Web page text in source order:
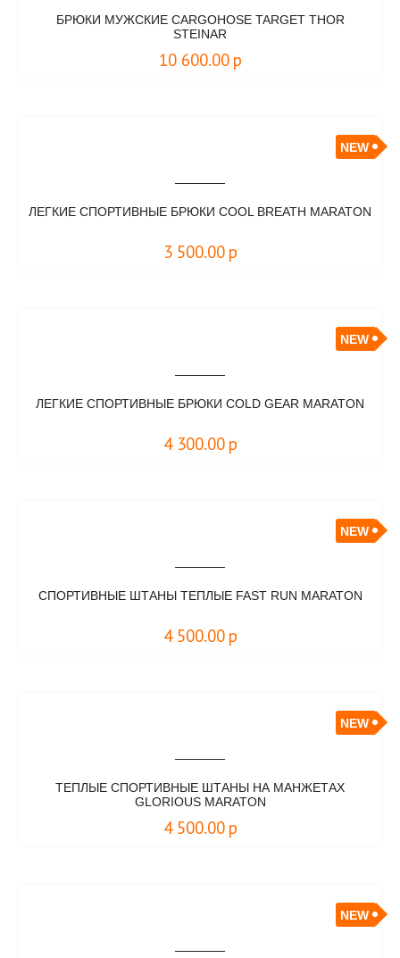
БРЮКИ МУЖСКИЕ CARGOHOSE TARGET THOR
STEINAR
10 600.00 р
NEW
ЛЕГКИЕ СПОРТИВНЫЕ БРЮКИ COOL BREATH MARATON
3 500.00 р
NEW
ЛЕГКИЕ СПОРТИВНЫЕ БРЮКИ COLD GEAR MARATON
4 300.00 р
NEW
СПОРТИВНЫЕ ШТАНЫ ТЕПЛЫЕ FAST RUN MARATON
4 500.00 р
NEW
ТЕПЛЫЕ СПОРТИВНЫЕ ШТАНЫ НА МАНЖЕТАХ
GLORIOUS MARATON
4 500.00 р
NEW